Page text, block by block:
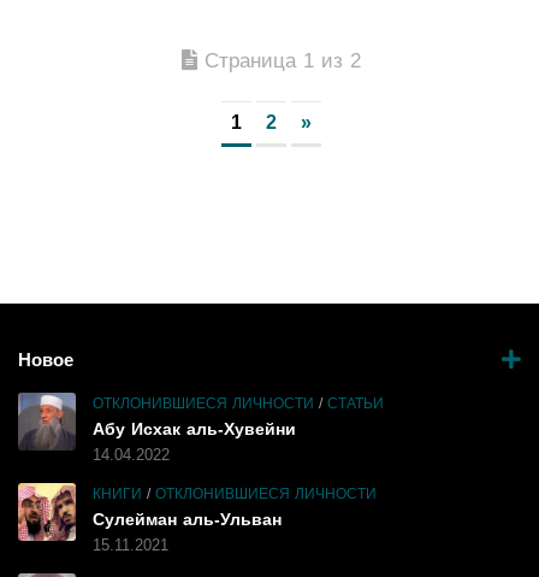
Страница 1 из 2
1 2 »
Новое
ОТКЛОНИВШИЕСЯ ЛИЧНОСТИ /СТАТЬИ
Абу Исхак аль-Хувейни
14.04.2022
КНИГИ /ОТКЛОНИВШИЕСЯ ЛИЧНОСТИ
Сулейман аль-Ульван
15.11.2021